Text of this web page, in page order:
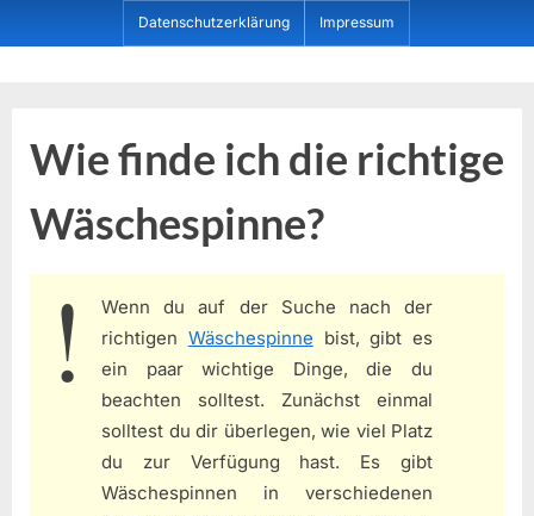
to
Datenschutzerklärung Impressum
Wie finde ich die richtige
Wäschespinne?
Wenn du auf der Suche nach der
richtigen Wäschespinne bist, gibt es
ein paar wichtige Dinge, die du
beachten solltest. Zunächst einmal
solltest du dir überlegen, wie viel Platz
du zur Verfügung hast. Es gibt
Wäschespinnen in verschiedenen